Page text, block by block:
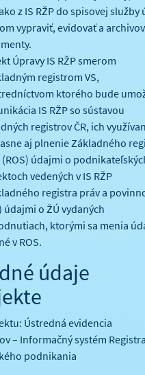
z IS RŽP do spisovej služby
vypraviť, evidovať a
Úpravy IS RŽP smerom
registrom VS,
ktorého bude
IS RŽP so sústavou
registrov ČR, ich
aj plnenie Základného
údajmi o
vedených v IS RŽP
registra práv a
údajmi o ŽÚ vydaných
ktorými sa menia
v ROS.
údaje
Ústredná evidencia
– Informačný systém Registra
podnikania